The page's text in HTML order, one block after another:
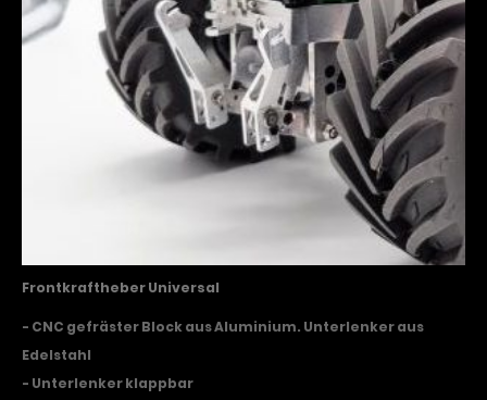
Frontkraftheber Universal
- CNC gefräster Block aus Aluminium. Unterlenker aus
Edelstahl
- Unterlenker klappbar